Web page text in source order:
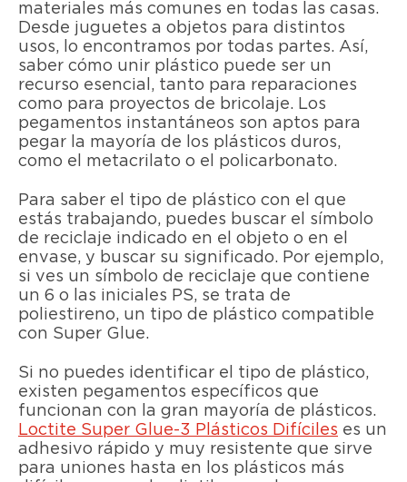
materiales más comunes en todas las casas.
Desde juguetes a objetos para distintos
usos, lo encontramos por todas partes. Así,
saber cómo unir plástico puede ser un
recurso esencial, tanto para reparaciones
como para proyectos de bricolaje. Los
pegamentos instantáneos son aptos para
pegar la mayoría de los plásticos duros,
como el metacrilato o el policarbonato.
Para saber el tipo de plástico con el que
estás trabajando, puedes buscar el símbolo
de reciclaje indicado en el objeto o en el
envase, y buscar su significado. Por ejemplo,
si ves un símbolo de reciclaje que contiene
un 6 o las iniciales PS, se trata de
poliestireno, un tipo de plástico compatible
con Super Glue.
Si no puedes identificar el tipo de plástico,
existen pegamentos específicos que
funcionan con la gran mayoría de plásticos.
Loctite Super Glue-3 Plásticos Difíciles es un
adhesivo rápido y muy resistente que sirve
para uniones hasta en los plásticos más